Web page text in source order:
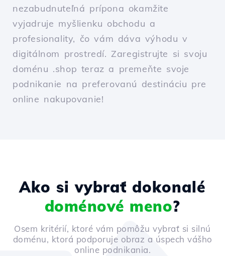
nezabudnuteľná prípona okamžite
vyjadruje myšlienku obchodu a
profesionality, čo vám dáva výhodu v
digitálnom prostredí. Zaregistrujte si svoju
doménu .shop teraz a premeňte svoje
podnikanie na preferovanú destináciu pre
online nakupovanie!
Ako si vybrať dokonalé
doménové meno?
Osem kritérií, ktoré vám pomôžu vybrať si silnú
doménu, ktorá podporuje obraz a úspech vášho
online podnikania.